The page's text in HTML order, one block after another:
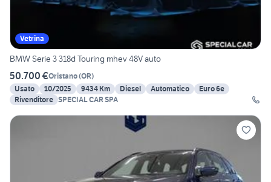
Vetrina
BMW Serie 3 318d Touring mhev 48V auto
50.700 €Oristano(OR)
Usato
10/2025 9434 Km Diesel Automatico
Euro 6e
Rivenditore SPECIAL CAR SPA